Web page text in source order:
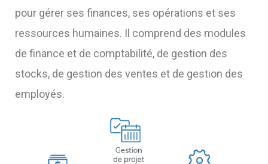
pour gérer ses finances, ses opérations et ses
ressources humaines. Il comprend des modules
de finance et de comptabilité, de gestion des
stocks, de gestion des ventes et de gestion des
employés.